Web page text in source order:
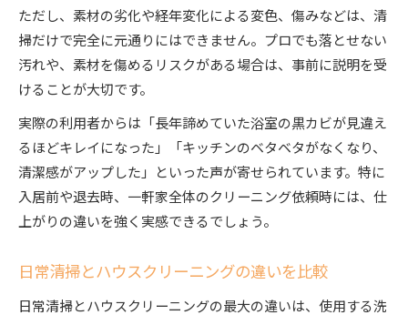
ただし、素材の劣化や経年変化による変色、傷みなどは、清
掃だけで完全に元通りにはできません。プロでも落とせない
汚れや、素材を傷めるリスクがある場合は、事前に説明を受
けることが大切です。
実際の利用者からは「長年諦めていた浴室の黒カビが見違え
るほどキレイになった」「キッチンのベタベタがなくなり、
清潔感がアップした」といった声が寄せられています。特に
入居前や退去時、一軒家全体のクリーニング依頼時には、仕
上がりの違いを強く実感できるでしょう。
日常清掃とハウスクリーニングの違いを比較
日常清掃とハウスクリーニングの最大の違いは、使用する洗